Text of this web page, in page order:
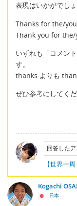
表現はいかがでしょ
Thanks for the/
Thank you for
いずれも「コメン
す。
thanks よりも
ぜひ参考にしてくだ
回答した
【世界一
Kogachi
日本